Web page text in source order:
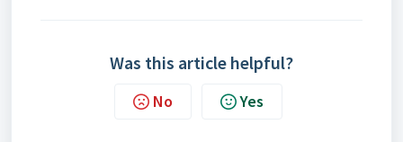
Was this article helpful?
No Yes